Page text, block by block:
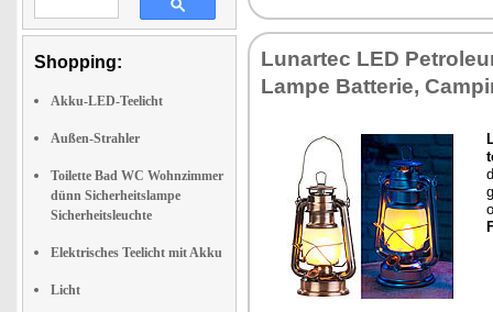
Shopping:
Akku-LED-Teelicht
Außen-Strahler
Toilette Bad WC Wohnzimmer
dünn Sicherheitslampe
Sicherheitsleuchte
Elektrisches Teelicht mit Akku
Licht
Lun­ar­tec LED
Lam­pe Bat­te­rie,